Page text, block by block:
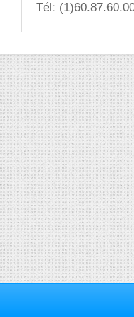
Tél: